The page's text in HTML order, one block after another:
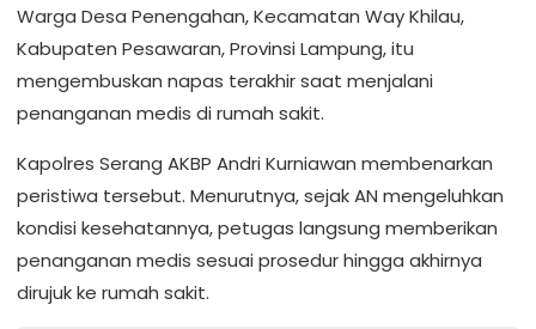
Warga Desa Penengahan, Kecamatan Way Khilau,
Kabupaten Pesawaran, Provinsi Lampung, itu
mengembuskan napas terakhir saat menjalani
penanganan medis di rumah sakit.
Kapolres Serang AKBP Andri Kurniawan membenarkan
peristiwa tersebut. Menurutnya, sejak AN mengeluhkan
kondisi kesehatannya, petugas langsung memberikan
penanganan medis sesuai prosedur hingga akhirnya
dirujuk ke rumah sakit.